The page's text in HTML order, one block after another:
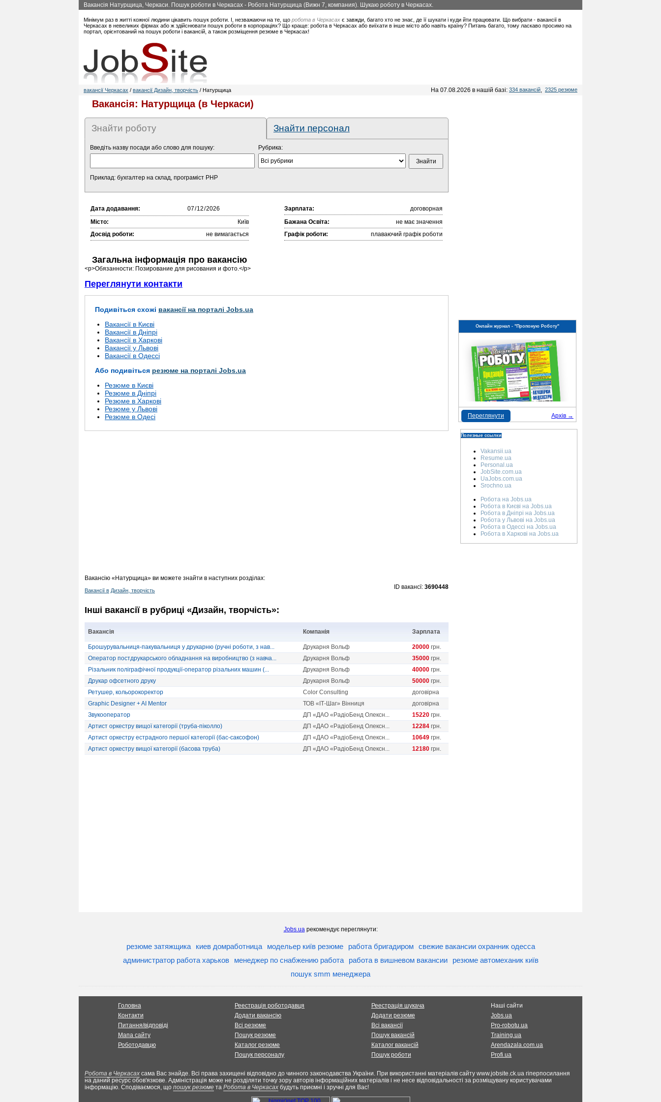
Вакансія Натурщица, Черкаси. Пошук роботи в Черкасах - Робота Натурщица (Вижн 7, компания). Шукаю роботу в Черкасах.
Мінімум раз в житті кожної людини цікавить пошук роботи. І, незважаючи на те, що робота в Черкасах є завжди, багато хто не знає, де її шукати і куди йти працювати. Що вибрати - вакансії в
Черкасах в невеликих фірмах або ж здійснювати пошук роботи в корпораціях? Що краще: робота в Черкасах або виїхати в інше місто або навіть країну? Питань багато, тому ласкаво просимо на
портал, орієнтований на пошук роботи і вакансій, а також розміщення резюме в Черкасах!
вакансії Черкасах / вакансії Дизайн, творчість / Натурщица На 07.08.2026 в нашій базі: 334 вакансій, 2325 резюме
Вакансія: Натурщица (в Черкаси)
Знайти роботу Знайти персонал
Введіть назву посади або слово для пошуку:
Приклад: бухгалтер на склад, програміст PHP
Рубрика:
Дата додавання: Зарплата:
договорная
Місто:
Київ Бажана Освіта:
не має значення
Досвід роботи:
не вимагається Графік роботи: плаваючий графік роботи
Загальна інформація про вакансію
<p>Обязанности: Позирование для рисования и фото.</p>
Переглянути контакти
Подивіться схожі вакансії на порталі Jobs.ua
Вакансії в Києві
Вакансії в Дніпрі
Вакансії в Харкові
Вакансії у Львові
Вакансії в Одессі
Або подивіться резюме на порталі Jobs.ua
Резюме в Києві
Резюме в Дніпрі
Резюме в Харкові
Резюме у Львові
Резюме в Одесі
Вакансію «Натурщица» ви можете знайти в наступних розділах:
Вакансії в Дизайн, творчість ID вакансї: 3690448
Інші вакансії в рубриці «Дизайн, творчість»:
Вакансія Компанія Зарплата
Брошурувальниця-пакувальниця у друкарню (ручні роботи, з нав... Друкарня Вольф 20000 грн.
Оператор постдрукарського обладнання на виробництво (з навча...
Друкарня Вольф 35000 грн.
Різальник поліграфічної продукції-оператор різальних машин (...
Друкарня Вольф 40000 грн.
Друкар офсетного друку
Друкарня Вольф 50000 грн.
Ретушер, кольорокоректор
Color Consulting
договірна
Graphic Designer + AI Mentor
ТОВ «ІТ-Шаг» Вінниця
договірна
Звукооператор
ДП «ДАО «РадіоБенд Олексн... 15220 грн.
Артист оркестру вищої категорії (труба-піколло)
ДП «ДАО «РадіоБенд Олексн... 12284 грн.
Артист оркестру естрадного першої категорії (бас-саксофон)
ДП «ДАО «РадіоБенд Олексн... 10649 грн.
Артист оркестру вищої категорії (басова труба)
ДП «ДАО «РадіоБенд Олексн... 12180 грн.
Онлайн журнал - "Пропоную Роботу"
Архів →
Переглянути
Полезные ссылки
Vakansii.ua
Resume.ua
Personal.ua
JobSite.com.ua
UaJobs.com.ua
Srochno.ua
Робота на Jobs.ua
Робота в Києві на Jobs.ua
Робота в Дніпрі на Jobs.ua
Робота у Львові на Jobs.ua
Робота в Одессі на Jobs.ua
Робота в Харкові на Jobs.ua
Jobs.uaрекомендує переглянути:
резюме затяжщика киев домработница модельер київ резюме работа бригадиром
свежие вакансии охранник одесса
администратор работа харьков
менеджер по снабжению работа работа в вишневом вакансии
резюме автомеханик київ
пошук smm менеджера
Головна
Контакти
Питання/відповіді
Мапа сайту
Роботодавцю
Реестрація роботодавця
Додати вакансію
Всі резюме
Пошук резюме
Каталог резюме
Пошук персоналу
Реестрація шукача
Додати резюме
Всі вакансії
Пошук вакансій
Каталог вакансій
Пошук роботи
Наші сайти
Jobs.ua
Pro-robotu.ua
Training.ua
Arendazala.com.ua
Profi.ua
Робота в Черкасах сама Вас знайде. Всі права захищені відповідно до чинного законодавства України. При використанні матеріалів сайту www.jobsite.ck.ua гіперпосилання
на даний ресурс обов'язкове. Адміністрація може не розділяти точку зору авторів інформаційних матеріалів і не несе відповідальності за розміщувану користувачами
інформацію. Сподіваємося, що пошук резюме та Робота в Черкасах будуть приємні і зручні для Вас!